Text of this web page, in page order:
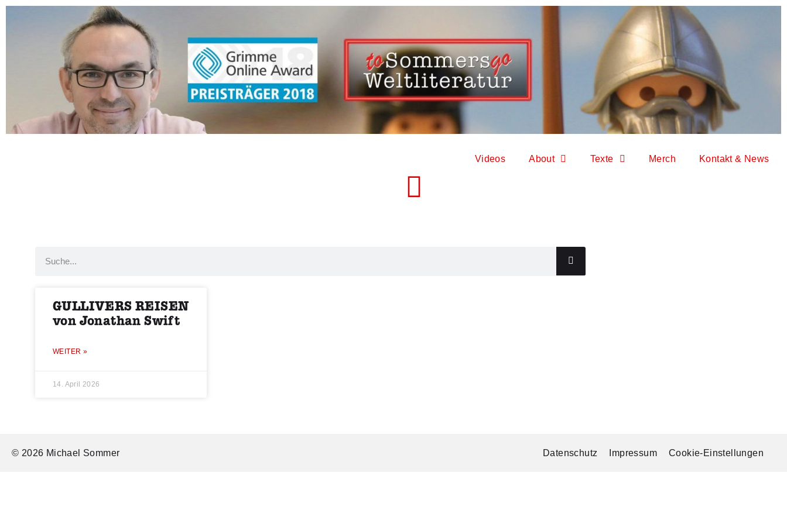
Videos About Texte Merch Kontakt & News
GULLIVERS REISEN
von Jonathan Swift
WEITER »
14. April 2026
© 2026 Michael Sommer Datenschutz Impressum Cookie-Einstellungen